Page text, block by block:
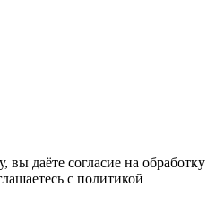
даёте согласие на обработку
с политикой